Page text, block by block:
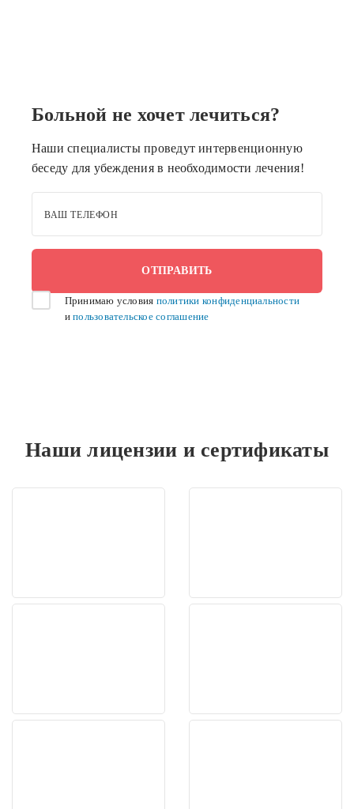
Больной не хочет лечиться?
Наши специалисты проведут интервенционную
беседу для убеждения в необходимости лечения!
ВАШ ТЕЛЕФОН
Принимаю условия политики конфиденциальности
ипользовательское соглашение
Наши лицензии и сертификаты